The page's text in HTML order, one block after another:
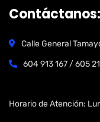
Contáctanos:
Calle General
604 913 167 / 605
Horario de Atención: